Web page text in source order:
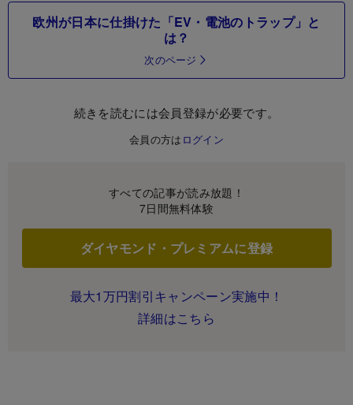
欧州が日本に仕掛けた「EV・電池のトラップ」と
は？
次のページ
続きを読むには会員登録が必要です。
会員の方は ログイン
すべての記事が読み放題！
7日間無料体験
ダイヤモンド・プレミアムに登録
最大1万円割引キャンペーン実施中！
詳細はこちら